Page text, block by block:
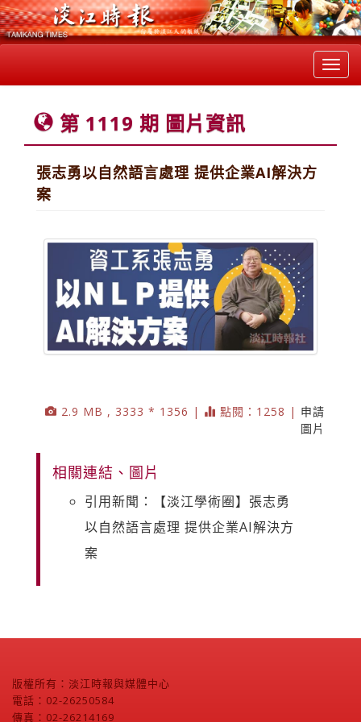
第 1119 期 圖片資訊
張志勇以自然語言處理 提供企業AI解決方
案
2.9 MB , 3333 * 1356 | 點閱：1258 | 申請
圖片
相關連結、圖片
引用新聞：【淡江學術圈】張志勇
以自然語言處理 提供企業AI解決方
案
版權所有：淡江時報與媒體中心
電話：02-26250584
傳真：02-26214169